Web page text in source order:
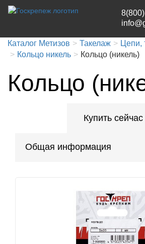
Каталог Метизов Такелаж
Цепи,
Кольцо никель
Кольцо (никель)
Кольцо
Купить сейчас
Общая информация